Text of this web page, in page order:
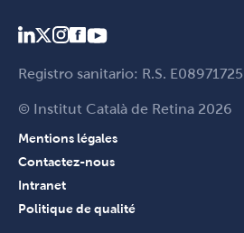
Registro sanitario: R.S. E08971725
© Institut Català de Retina 2026
Mentions légales
Contactez-nous
Intranet
Politique de qualité